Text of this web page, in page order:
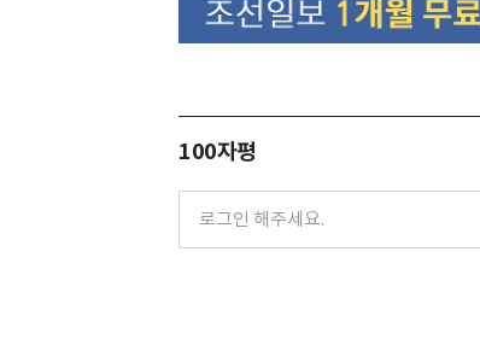
100자평